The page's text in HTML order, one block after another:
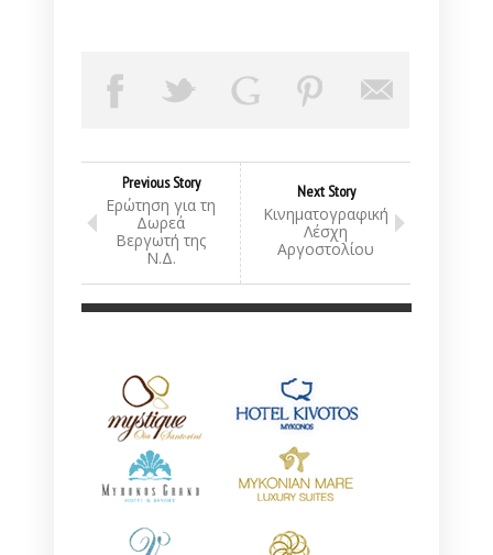
Previous Story
Ερώτηση για τη
Δωρεά
Βεργωτή της
Ν.Δ.
Next Story
Κινηματογραφική
Λέσχη
Αργοστολίου